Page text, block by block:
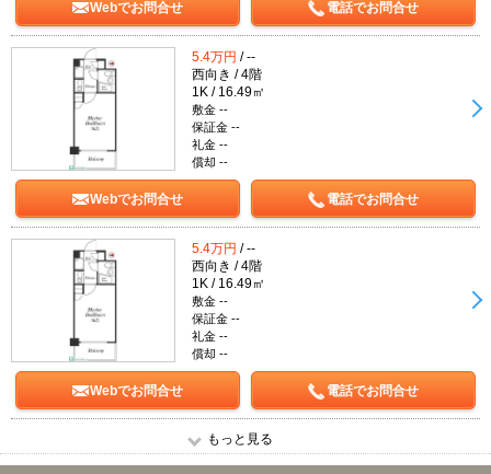
Webでお問合せ 電話でお問合せ
5.4万円 / --
西向き / 4階
1K / 16.49㎡
敷金 --
保証金 --
礼金 --
償却 --
Webでお問合せ 電話でお問合せ
5.4万円 / --
西向き / 4階
1K / 16.49㎡
敷金 --
保証金 --
礼金 --
償却 --
Webでお問合せ 電話でお問合せ
もっと見る